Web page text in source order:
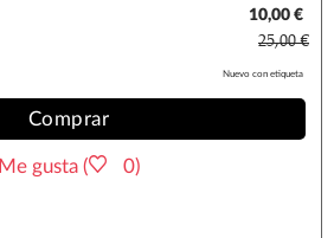
10,00 €
25,00 €
Nuevo con etiqueta
Comprar
Me gusta ( 0)